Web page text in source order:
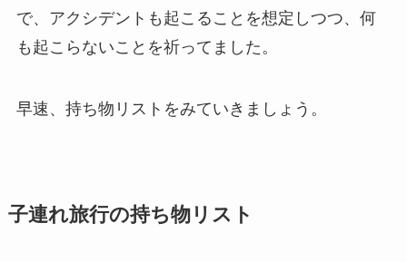
で、アクシデントも起こることを想定しつつ、何
も起こらないことを祈ってました。
早速、持ち物リストをみていきましょう。
子連れ旅行の持ち物リスト